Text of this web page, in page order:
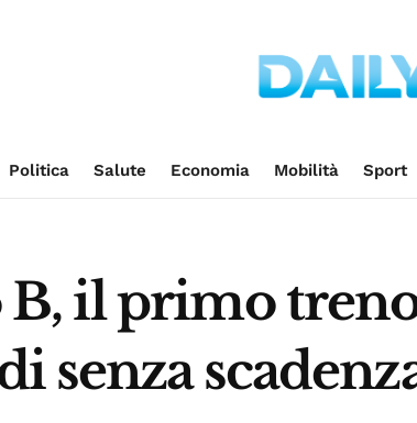
Politica Salute Economia Mobilità Sport
il primo
senza